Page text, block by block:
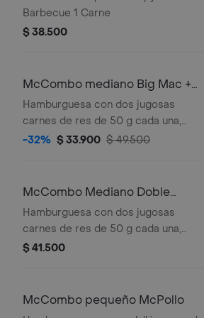
Barbecue 1 Carne
$ 38.500
McCombo mediano Big Mac +
McFlurry de Oreo
Hamburguesa con dos jugosas
carnes de res de 50 g cada una,
cebolla, lechuga fresca, pepinillos,
Mac™, en pan dorado con ajonjolí.
medianas crujientes, bebida mediana
a elección y helado cremoso de
vainilla con galleta Oreo™ triturada y
-32% $ 33.900 $ 49.500
McCombo Mediano Doble
Hamburguesa con Queso +
McFlurry de Oreo
Hamburguesa con dos jugosas
carnes de res de 50 g cada una,
doble queso cheddar cremoso,
Acompañada de papas fritas
medianas crujientes, bebida mediana
$ 41.500
McCombo pequeño McPollo